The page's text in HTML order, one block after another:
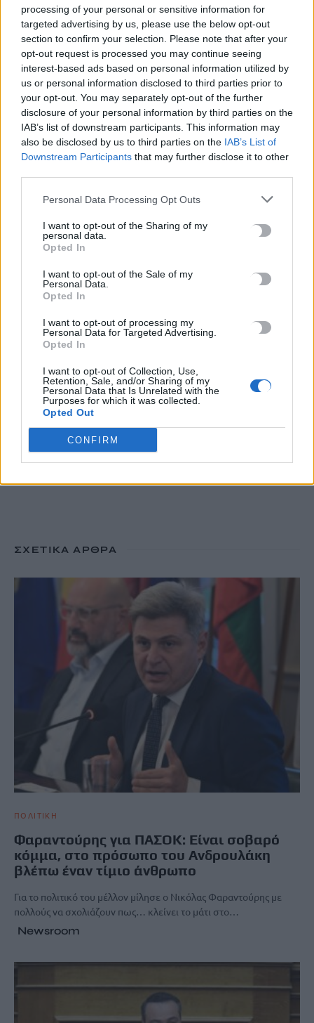
processing of your personal or sensitive information for
targeted advertising by us, please use the below opt-out
section to confirm your selection. Please note that after your
opt-out request is processed you may continue seeing
interest-based ads based on personal information utilized by
us or personal information disclosed to third parties prior to
your opt-out. You may separately opt-out of the further
disclosure of your personal information by third parties on the
IAB’s list of downstream participants. This information may
also be disclosed by us to third parties on the IAB’s List of
Downstream Participants that may further disclose it to other
Personal Data Processing Opt Outs
I want to opt-out of the Sharing of my
personal data.
Opted In
I want to opt-out of the Sale of my
Personal Data.
Opted In
I want to opt-out of processing my
Personal Data for Targeted Advertising.
Opted In
I want to opt-out of Collection, Use,
Retention, Sale, and/or Sharing of my
Personal Data that Is Unrelated with the
Purposes for which it was collected.
Opted Out
CONFIRM
Δεκαπενταύγουστου – Γεμάτα αναχωρούν τα πλοία
8 Αυγούστου, 2026
Καύσωνας και υψηλή ζήτηση εκτοξεύουν τις τιμές ρεύματος
8 Αυγούστου, 2026
Πότε λήγουν τα προγράμματα «Ανακαίνιση Κατοικίας» και
«Σπίτι μου ΙΙ»
8 Αυγούστου, 2026
Μόνιμοι διορισμοί εκπαιδευτικών: Μέχρι πότε γίνεται η
8 Αυγούστου, 2026
Αμπελάρδο ντε λα Εσπριέγια: Ποιος είναι ο νέος πρόεδρος της
Κολομβίας – Ο «Τίγρης» εκατομμυριούχος
«Καμίνι» η χώρα: Έως 39°C και μελτέμια έως 8 μποφόρ – Ο
8 Αυγούστου, 2026
TRENDING
#MYAGRO #ΑΓΡΟΤΙΚΕΣ ΕΝΙΣΧΥΣΕΙΣ #MARFIN #ΠΛΟΙΑ
ΣΧΕΤΙΚΆ ΆΡΘΡΑ
ΠΟΛΙΤΙΚΗ
Φαραντούρης για ΠΑΣΟΚ: Είναι σοβαρό
κόμμα, στο πρόσωπο του Ανδρουλάκη
βλέπω έναν τίμιο άνθρωπο
Για το πολιτικό του μέλλον μίλησε ο Νικόλας Φαραντούρης με
πολλούς να σχολιάζουν πως… κλείνει το μάτι στο…
Newsroom